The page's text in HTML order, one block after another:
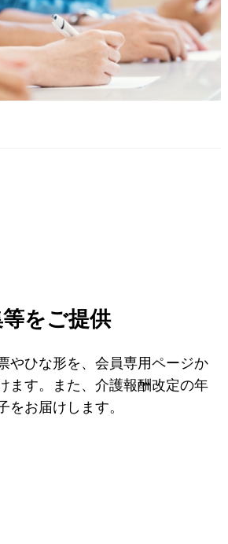
をご提供
やひな形を、会員専用ページか
ます。また、介護報酬改定の年
をお届けします。